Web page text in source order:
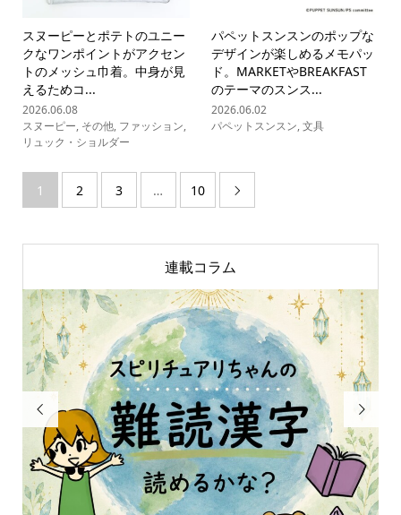
スヌーピーとポテトのユニー
クなワンポイントがアクセン
トのメッシュ巾着。中身が見
えるためコ...
2026.06.08
スヌーピー, その他, ファッション,
リュック・ショルダー
パペットスンスンのポップな
デザインが楽しめるメモパッ
ド。MARKETやBREAKFAST
のテーマのスンス...
2026.06.02
パペットスンスン,文具
1 2 3 … 10 
連載コラム
 